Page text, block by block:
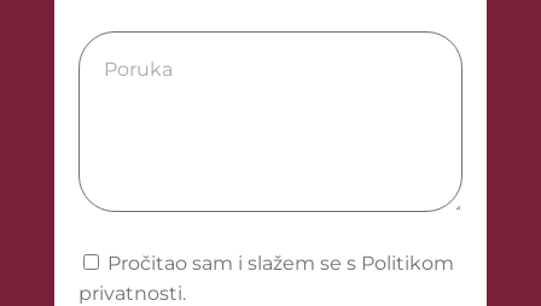
Pročitao sam i slažem se s Politikom
privatnosti.